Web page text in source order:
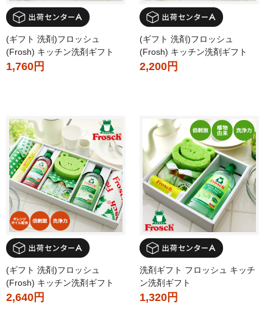
(ギフト 洗剤)フロッシュ
(Frosh) キッチン洗剤ギフト
1,760円
(ギフト 洗剤)フロッシュ
(Frosh) キッチン洗剤ギフト
2,200円
(ギフト 洗剤)フロッシュ
(Frosh) キッチン洗剤ギフト
2,640円
洗剤ギフト フロッシュ キッチ
ン洗剤ギフト
1,320円